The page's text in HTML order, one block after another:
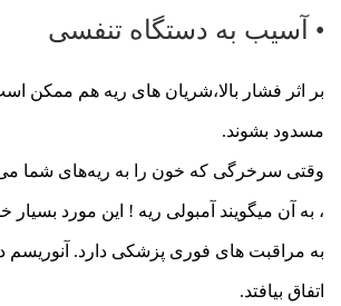
• آسیب به دستگاه تنفسی
بر اثر فشار بالا،شریان های ریه هم ممکن
مسدود بشوند.
وقتی سرخرگی که خون را به ریه‌های شما
، به آن میگویند آمبولی ریه ! این مورد
به مراقبت های فوری پزشکی دارد. آنوریسم
اتفاق بیافتد.